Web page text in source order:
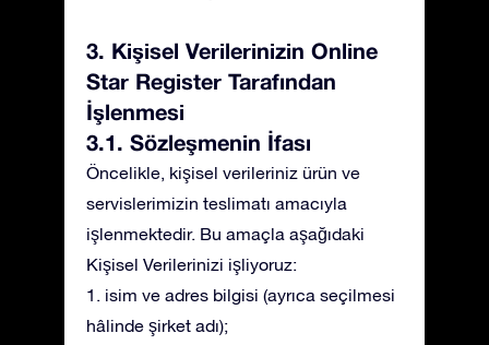
3. Kişisel Verilerinizin Online
Star Register Tarafından
İşlenmesi
3.1. Sözleşmenin İfası
Öncelikle, kişisel verileriniz ürün ve
servislerimizin teslimatı amacıyla
işlenmektedir. Bu amaçla aşağıdaki
Kişisel Verilerinizi işliyoruz:
1. isim ve adres bilgisi (ayrıca seçilmesi
hâlinde şirket adı);